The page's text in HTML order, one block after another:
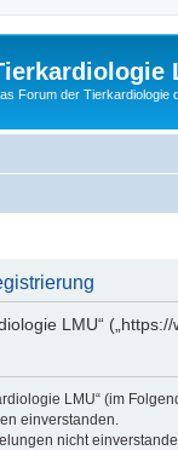
Forum der Tierkardiologie
LMU“
LMU“ (im
einverstanden.
nicht